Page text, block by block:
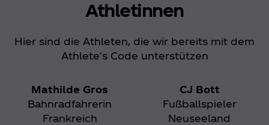
Athletinnen
Hier sind die Athleten, die wir bereits mit dem
Athlete's Code unterstützen
Mathilde Gros
Bahnradfahrerin
Frankreich
CJ Bott
Fußballspieler
Neuseeland